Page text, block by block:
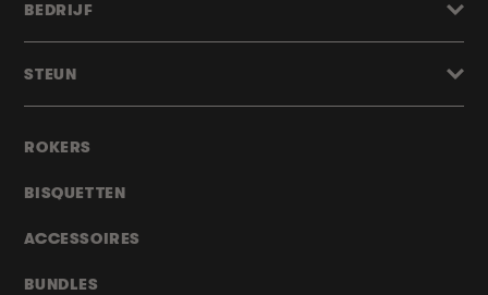
ROKERS
BISQUETTEN
ACCESSOIRES
BUNDLES
BEDRIJF
STEUN